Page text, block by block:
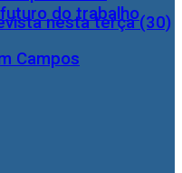
nesta terça (30)
Campos
do trabalho